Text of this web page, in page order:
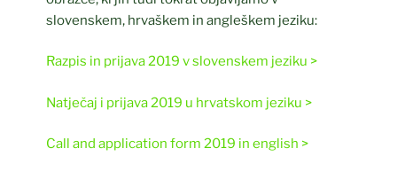
slovenskem, hrvaškem in angleškem jeziku:
Razpis in prijava 2019 v slovenskem jeziku >
Natječaj i prijava 2019 u hrvatskom jeziku >
Call and application form 2019 in english >